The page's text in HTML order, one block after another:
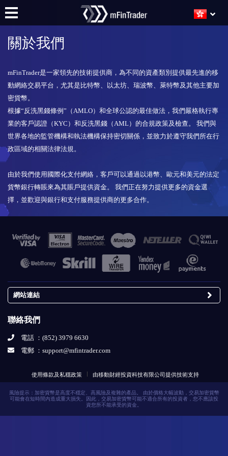
關於我們
mFinTrader是一家領先的技術提供商，為不同的資產類別提供最先進的移
動網絡交易平台，尤其是比特幣、以太坊、瑞波幣、萊特幣及其他主要加
密貨幣。
根據“反洗黑錢條例”（AMLO）和全球公認的最佳做法，我們嚴格執行專
業的客戶認證（KYC）和反洗黑錢（AML）的合規政策及檢查。 我們與
世界各地的監管機構和執法機構保持密切關係，並致力於遵守我們所在行
政區域的相關法律法規。
由於我們使用國際化支付網絡，客戶可以通過以港幣、歐元和美元的法定
貨幣銀行轉賬來為其賬戶提供資金。 我們正在努力提供更多的資金選
擇，並歡迎與銀行和支付服務提供商的更多合作。
網站連結
即時新聞
平台導航
開始交易
註冊賬號
聯絡我們
電話 ：(852) 3979 6630
電郵 ： support@mfintrader.com
使用條款及私穩政策 由移動財經投資科技有限公司提供技術支持
風險提示：加密貨幣是高度不穩定、高風險及複雜的產品。 由於價格大幅波動，交易加密貨幣
可能會在短時間內造成重大損失。因此，交易加密貨幣可能不適合所有的投資者，您不應該投
資您所不能承受的資金。